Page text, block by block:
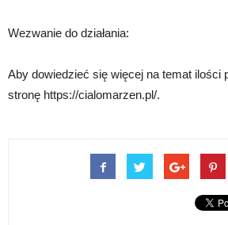
Wezwanie do działania:
Aby dowiedzieć się więcej na temat ilości
stronę https://cialomarzen.pl/.